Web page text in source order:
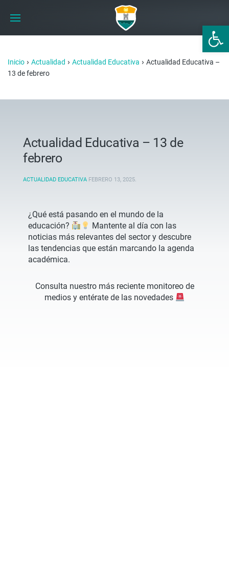
Abrir
Inicio › Actualidad › Actualidad Educativa › Actualidad Educativa –
13 de febrero
Actualidad Educativa – 13 de
febrero
ACTUALIDAD EDUCATIVA FEBRERO 13, 2025.
¿Qué está pasando en el mundo de la
educación?
Mantente al día con las
noticias más relevantes del sector y descubre
las tendencias que están marcando la agenda
académica.
Consulta nuestro más reciente monitoreo de
medios y entérate de las novedades